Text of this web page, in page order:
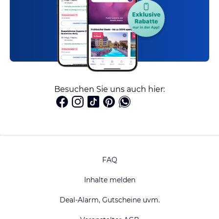
Besuchen Sie uns auch hier:
FAQ
Inhalte melden
Deal-Alarm, Gutscheine uvm.